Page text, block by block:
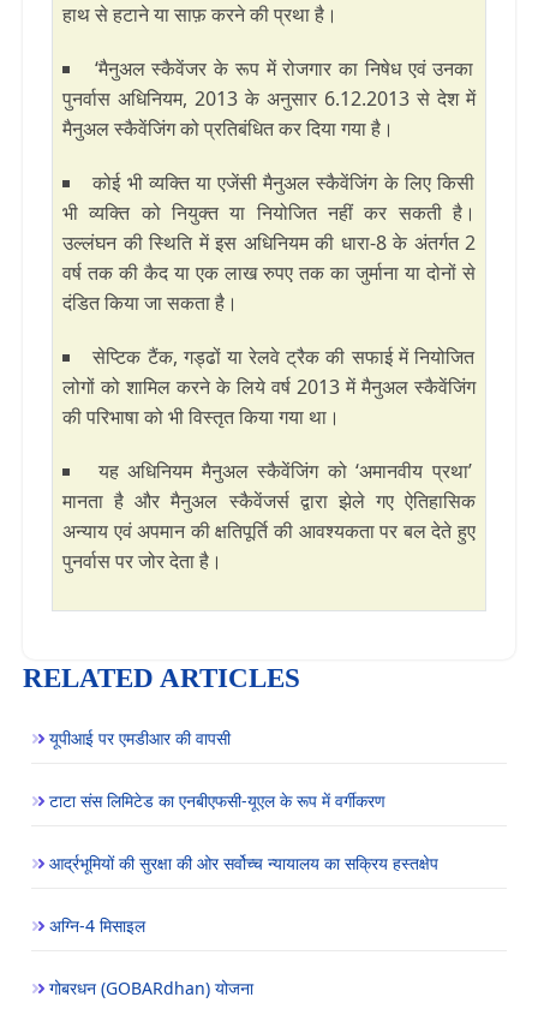
हाथ से हटाने या साफ़ करने की प्रथा है।
‘मैनुअल स्कैवेंजर के रूप में रोजगार का निषेध एवं उनका
पुनर्वास अधिनियम, 2013 के अनुसार 6.12.2013 से देश में
मैनुअल स्कैवेंजिंग को प्रतिबंधित कर दिया गया है।
कोई भी व्यक्ति या एजेंसी मैनुअल स्कैवेंजिंग के लिए किसी
भी व्यक्ति को नियुक्त या नियोजित नहीं कर सकती है।
उल्लंघन की स्थिति में इस अधिनियम की धारा-8 के अंतर्गत 2
वर्ष तक की कैद या एक लाख रुपए तक का जुर्माना या दोनों से
दंडित किया जा सकता है।
सेप्टिक टैंक, गड्ढों या रेलवे ट्रैक की सफाई में नियोजित
लोगों को शामिल करने के लिये वर्ष 2013 में मैनुअल स्कैवेंजिंग
की परिभाषा को भी विस्तृत किया गया था।
यह अधिनियम मैनुअल स्कैवेंजिंग को ‘अमानवीय प्रथा’
मानता है और मैनुअल स्कैवेंजर्स द्वारा झेले गए ऐतिहासिक
अन्याय एवं अपमान की क्षतिपूर्ति की आवश्यकता पर बल देते हुए
पुनर्वास पर जोर देता है।
RELATED ARTICLES
यूपीआई पर एमडीआर की वापसी
टाटा संस लिमिटेड का एनबीएफसी-यूएल के रूप में वर्गीकरण
आर्द्रभूमियों की सुरक्षा की ओर सर्वोच्च न्यायालय का सक्रिय हस्तक्षेप
अग्नि-4 मिसाइल
गोबरधन (GOBARdhan) योजना